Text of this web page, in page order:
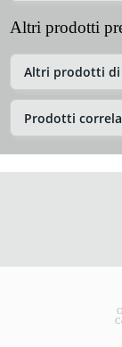
Altri prodotti
Altri prodotti di
Prodotti